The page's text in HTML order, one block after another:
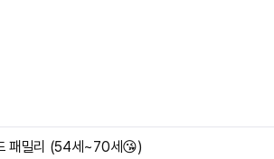
패밀리 (54세~70세😘)